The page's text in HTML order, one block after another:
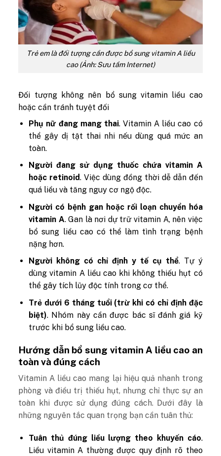
Trẻ em là đối tượng cần được bổ sung vitamin A liều
cao (Ảnh: Sưu tầm Internet)
Đối tượng không nên bổ sung vitamin liều cao
hoặc cần tránh tuyệt đối
Phụ nữ đang mang thai. Vitamin A liều cao có
thể gây dị tật thai nhi nếu dùng quá mức an
toàn.
Người đang sử dụng thuốc chứa vitamin A
hoặc retinoid. Việc dùng đồng thời dễ dẫn đến
quá liều và tăng nguy cơ ngộ độc.
Người có bệnh gan hoặc rối loạn chuyển hóa
vitamin A. Gan là nơi dự trữ vitamin A, nên việc
bổ sung liều cao có thể làm tình trạng bệnh
nặng hơn.
Người không có chỉ định y tế cụ thể. Tự ý
dùng vitamin A liều cao khi không thiếu hụt có
thể gây tích lũy độc tính trong cơ thể.
Trẻ dưới 6 tháng tuổi (trừ khi có chỉ định đặc
biệt). Nhóm này cần được bác sĩ đánh giá kỹ
trước khi bổ sung liều cao.
Hướng dẫn bổ sung vitamin A liều cao an
toàn và đúng cách
Vitamin A liều cao mang lại hiệu quả nhanh trong
phòng và điều trị thiếu hụt, nhưng chỉ thực sự an
toàn khi được sử dụng đúng cách. Dưới đây là
những nguyên tắc quan trọng bạn cần tuân thủ:
Tuân thủ đúng liều lượng theo khuyến cáo.
Liều vitamin A thường được quy định rõ theo